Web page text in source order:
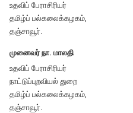
உதவிப் பேராசிரியர்
தமிழ்ப் பல்கலைக்கழகம்,
தஞ்சாவூர்.
முனைவர் நா. மாலதி
உதவிப் பேராசிரியர்
நாட்டுப்புறவியல் துறை
தமிழ்ப் பல்கலைக்கழகம்,
தஞ்சாவூர்.